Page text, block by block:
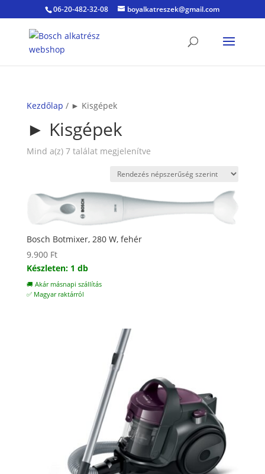
06-20-482-32-08 boyalkatreszek@gmail.com
Kezdőlap / ► Kisgépek
► Kisgépek
Mind a(z) 7 találat megjelenítveSorted
popularity
Bosch Botmixer, 280 W, fehér
9.900 Ft
Készleten: 1 db
🚚 Akár másnapi szállítás
✅ Magyar raktárról